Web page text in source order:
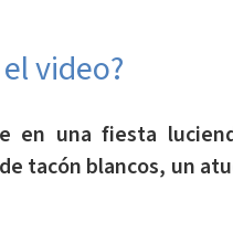
video?
en una fiesta
tacón blancos, un